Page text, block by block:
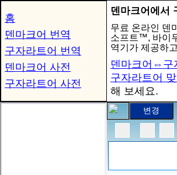
홈
덴마크어 번역
구자라트어 번역
덴마크어 사전
구자라트어 사전
덴마크어에서
무료 온라인 덴
소프트™, 바이
역기가 제공하
덴마크어⇔구
구자라트어
해 보세요.